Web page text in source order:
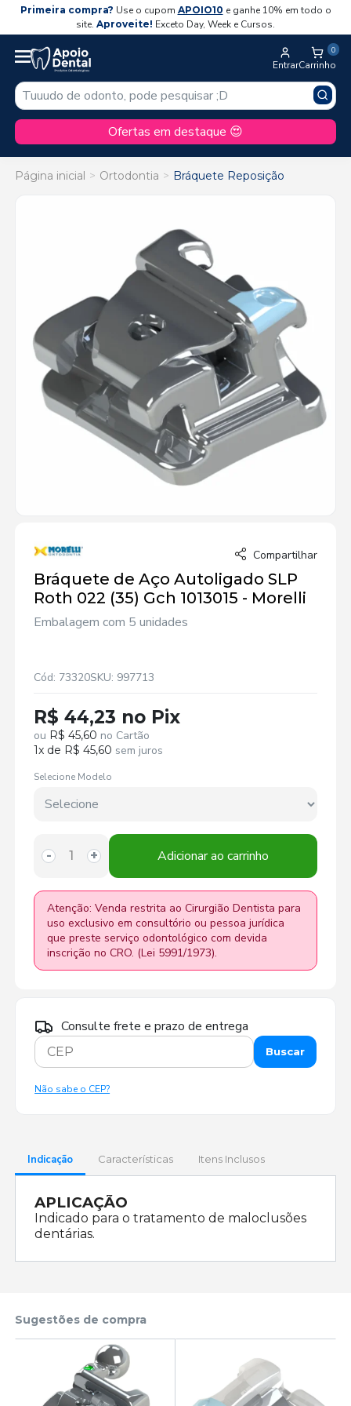
Primeira compra? Use o cupom APOIO10 e ganhe 10% em todo o
site. Aproveite! Exceto Day, Week e Cursos.
Entrar
0
Carrinho
Ofertas em destaque 😍
Página inicial Ortodontia Bráquete Reposição
Compartilhar
Bráquete de Aço Autoligado SLP
Roth 022 (35) Gch 1013015 - Morelli
Embalagem com 5 unidades
Cód: 73320SKU: 997713
R$ 44,23 no Pix
ou R$ 45,60 no Cartão
1x de R$ 45,60 sem juros
Selecione Modelo
- + Adicionar ao carrinho
Atenção: Venda restrita ao Cirurgião Dentista para
uso exclusivo em consultório ou pessoa jurídica
que preste serviço odontológico com devida
inscrição no CRO. (Lei 5991/1973).
Consulte frete e prazo de entrega
Buscar
Não sabe o CEP?
Indicação Características Itens Inclusos
APLICAÇÃO
Indicado para o tratamento de maloclusões
dentárias.
Sugestões de compra